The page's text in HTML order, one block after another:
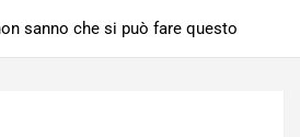
sanno che si può fare questo